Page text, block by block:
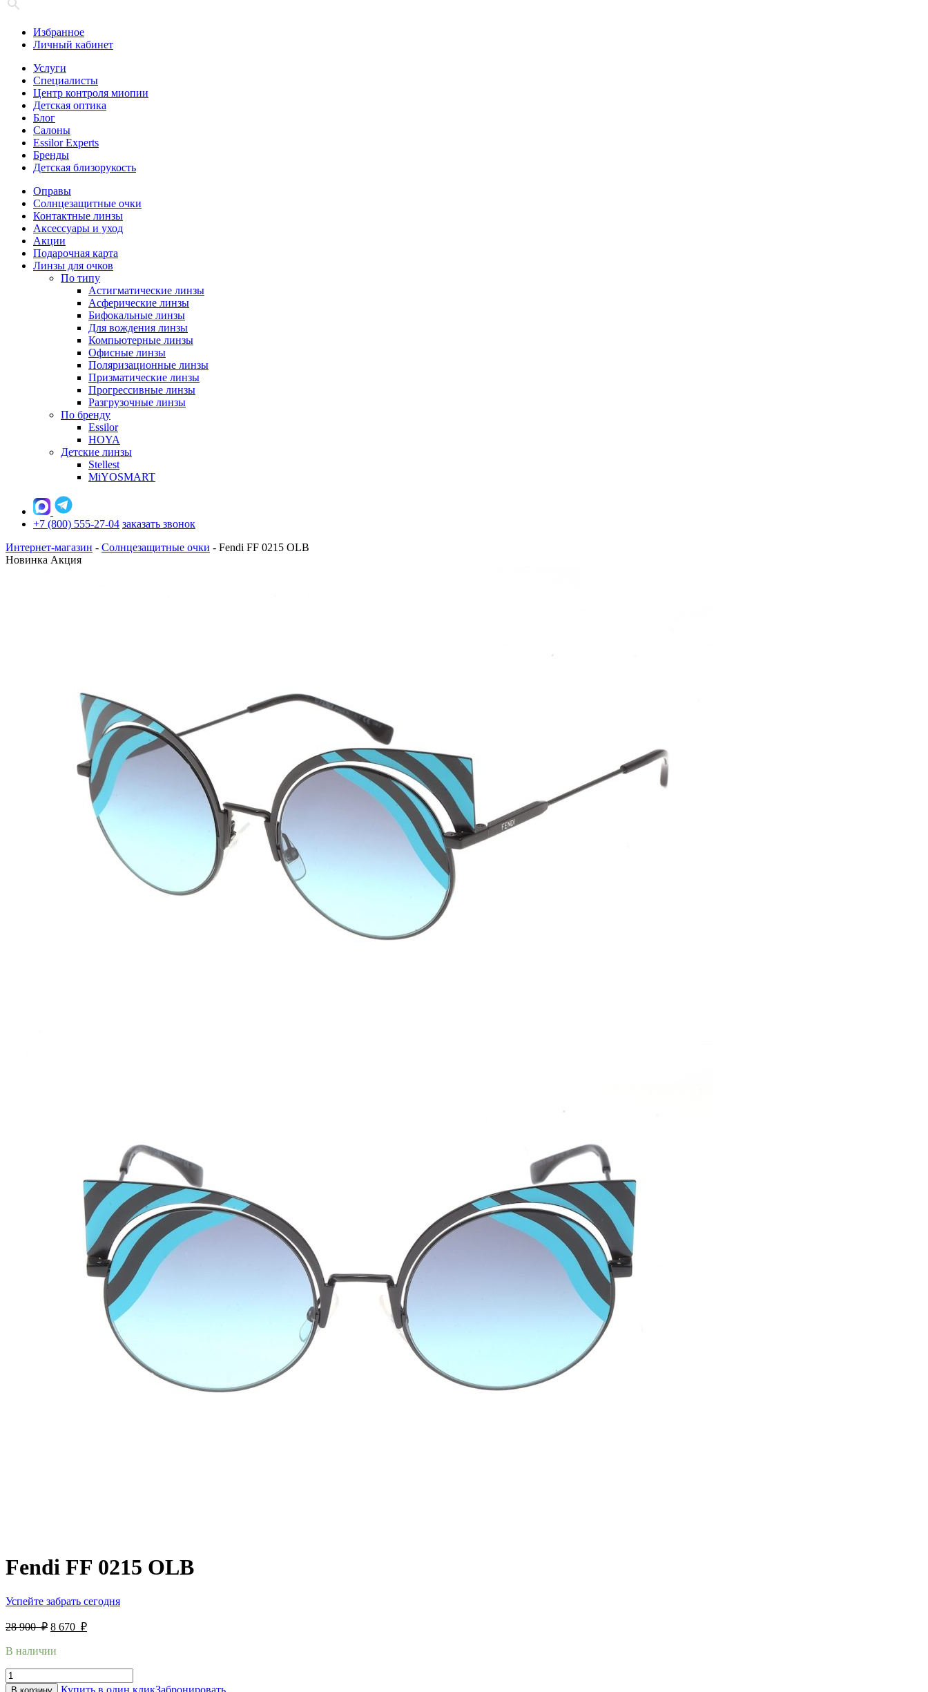
Избранное
Личный кабинет
Услуги
Специалисты
Центр контроля миопии
Детская оптика
Блог
Салоны
Essilor Experts
Бренды
Детская близорукость
Оправы
Солнцезащитные очки
Контактные линзы
Аксессуары и уход
Акции
Подарочная карта
Линзы для очков
По типу
Астигматические линзы
Асферические линзы
Бифокальные линзы
Для вождения линзы
Компьютерные линзы
Офисные линзы
Поляризационные линзы
Призматические линзы
Прогрессивные линзы
Разгрузочные линзы
По бренду
Essilor
HOYA
Детские линзы
Stellest
MiYOSMART
+7 (800) 555-27-04 заказать звонок
Интернет-магазин - Солнцезащитные очки - Fendi FF 0215 OLB
Новинка Акция
Fendi FF 0215 OLB
Успейте забрать сегодня
28 900₽ 8 670 ₽
В наличии
Купить в один кликЗабронировать